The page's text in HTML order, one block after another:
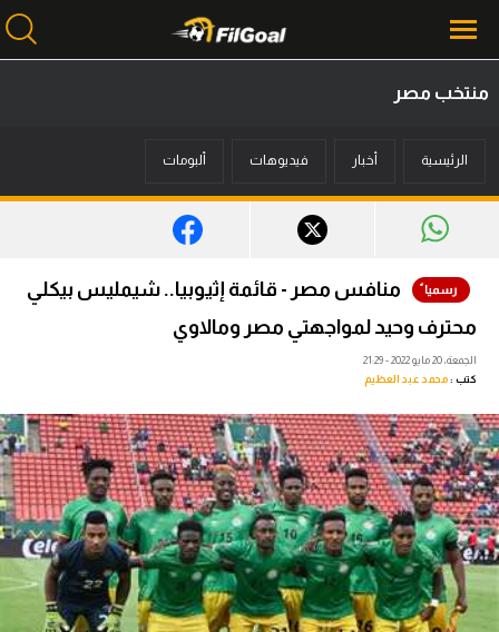
أخبار
ميركاتو
فانتازي في الجول
فيديوهات
عدسات
آراء حرة
ركن الألعاب
منتخب مصر
الرئيسية أخبار فيديوهات ألبومات
منافس مصر - قائمة إثيوبيا.. شيمليس بيكلي
محترف وحيد لمواجهتي مصر ومالاوي
الجمعة، 20 مايو 2022 - 21:29
كتب :محمد عبد العظيم